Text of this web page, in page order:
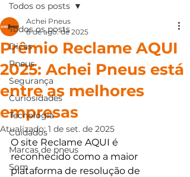
Todos os posts
Dicas
Pneus
Segurança
Curiosidades
Tecnologia
Cuidados
Marcas de pneus
Som
Todos os posts
Prêmio Reclame AQUI
2025: Achei Pneus está
entre as melhores
empresas
Achei Pneus
8 de ago. de 2025
Atualizado:1 de set. de 2025
O site Reclame AQUI é
reconhecido como a maior
plataforma de resolução de